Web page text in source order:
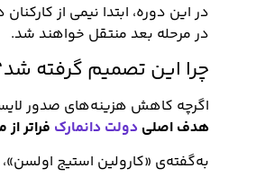
در این دوره، ابتدا نیمی از
در مرحله بعد منتقل خواهند شد.
چرا این تصمیم گرفته
اگرچه کاهش هزینه‌های صدور
هدف اصلی دولت دانمارک فراتر
به‌گفته‌ی «کارولین استیج